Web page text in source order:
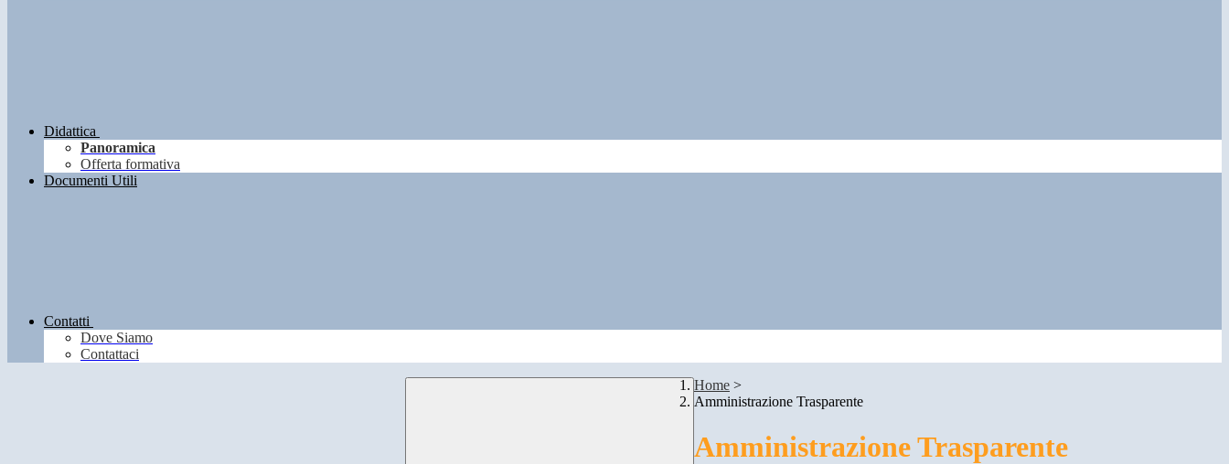
Didattica
Panoramica
Offerta formativa
Documenti Utili
Contatti
Dove Siamo
Contattaci
Home >
Amministrazione Trasparente
Amministrazione Trasparente